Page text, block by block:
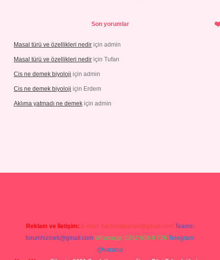
Son yorumlar
Masal türü ve özellikleri nedir için admin
Masal türü ve özellikleri nedir için Tufan
Cis ne demek biyoloji için admin
Cis ne demek biyoloji için Erdem
Aklıma yatmadı ne demek için admin
Reklam ve İletişim: E-mail: backlinkpaneli@gmail.com Teams:
forumhizmeti@gmail.com Whatsapp: 0262 606 0 726 Telegram:
@karabul